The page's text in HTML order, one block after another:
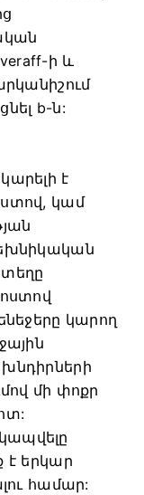
ի և
b-ն:
է
կամ
կարող
մի փոքր
է երկար
համար: